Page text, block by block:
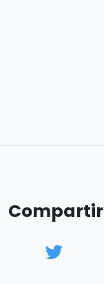
Compartir